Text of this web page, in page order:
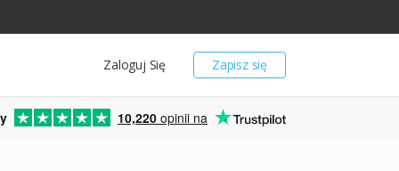
Zapisz się
Zaloguj Się
10,220 opinii na